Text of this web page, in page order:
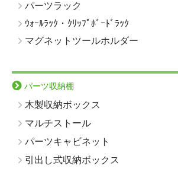
パーツラック
ｳｫｰﾙﾗｯｸ・ｸﾘｯﾌﾟﾎﾞｰﾄﾞﾗｯｸ
マグネットツールホルダー
パーツ収納棚
木製収納ボックス
マルチストール
パーツキャビネット
引出し式収納ボックス